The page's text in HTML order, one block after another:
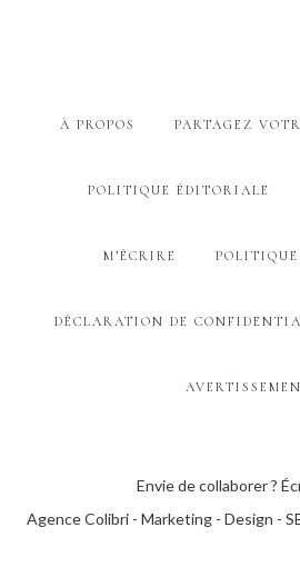
À PROPOS PARTAGEZ
POLITIQUE ÉDITORIALE
M’ÉCRIRE POLITIQUE
DÉCLARATION DE
Envie de collaborer ?
Agence Colibri - Marketing - Design -